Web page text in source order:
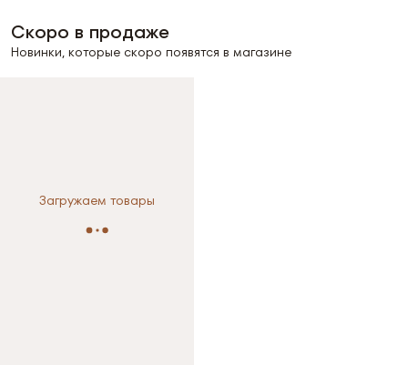
Размер не выбран
Скоро в продаже
Новинки, которые скоро появятся в магазине
Загружаем товары